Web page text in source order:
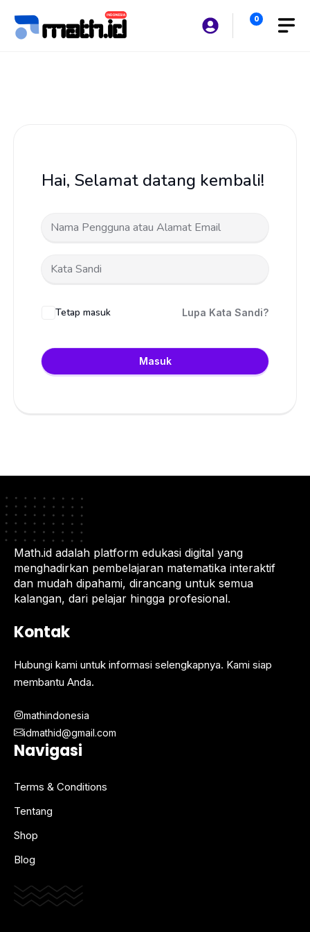
0
Hai, Selamat datang kembali!
Tetap masuk Lupa Kata Sandi?
Masuk
Math.id adalah platform edukasi digital yang
menghadirkan pembelajaran matematika interaktif
dan mudah dipahami, dirancang untuk semua
kalangan, dari pelajar hingga profesional.
Kontak
Hubungi kami untuk informasi selengkapnya. Kami siap
membantu Anda.
mathindonesia
idmathid@gmail.com
Navigasi
Terms & Conditions
Tentang
Shop
Blog